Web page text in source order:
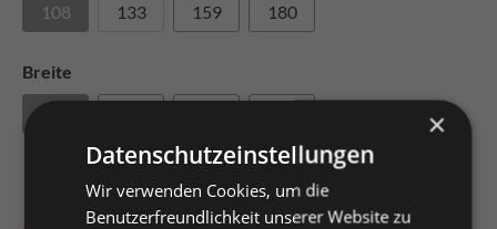
108
133 159 180
Breite
×
Datenschutzeinstellungen
Wir verwenden Cookies, um die
Benutzerfreundlichkeit unserer Website zu